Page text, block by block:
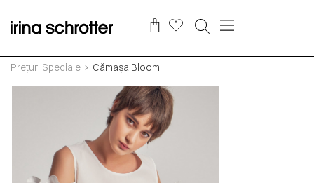
Prețuri Speciale Cămașa Bloom